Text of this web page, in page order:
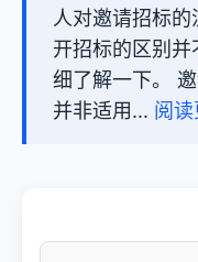
人对邀请招标
开招标的区别
细了解一下。
并非适用... 阅